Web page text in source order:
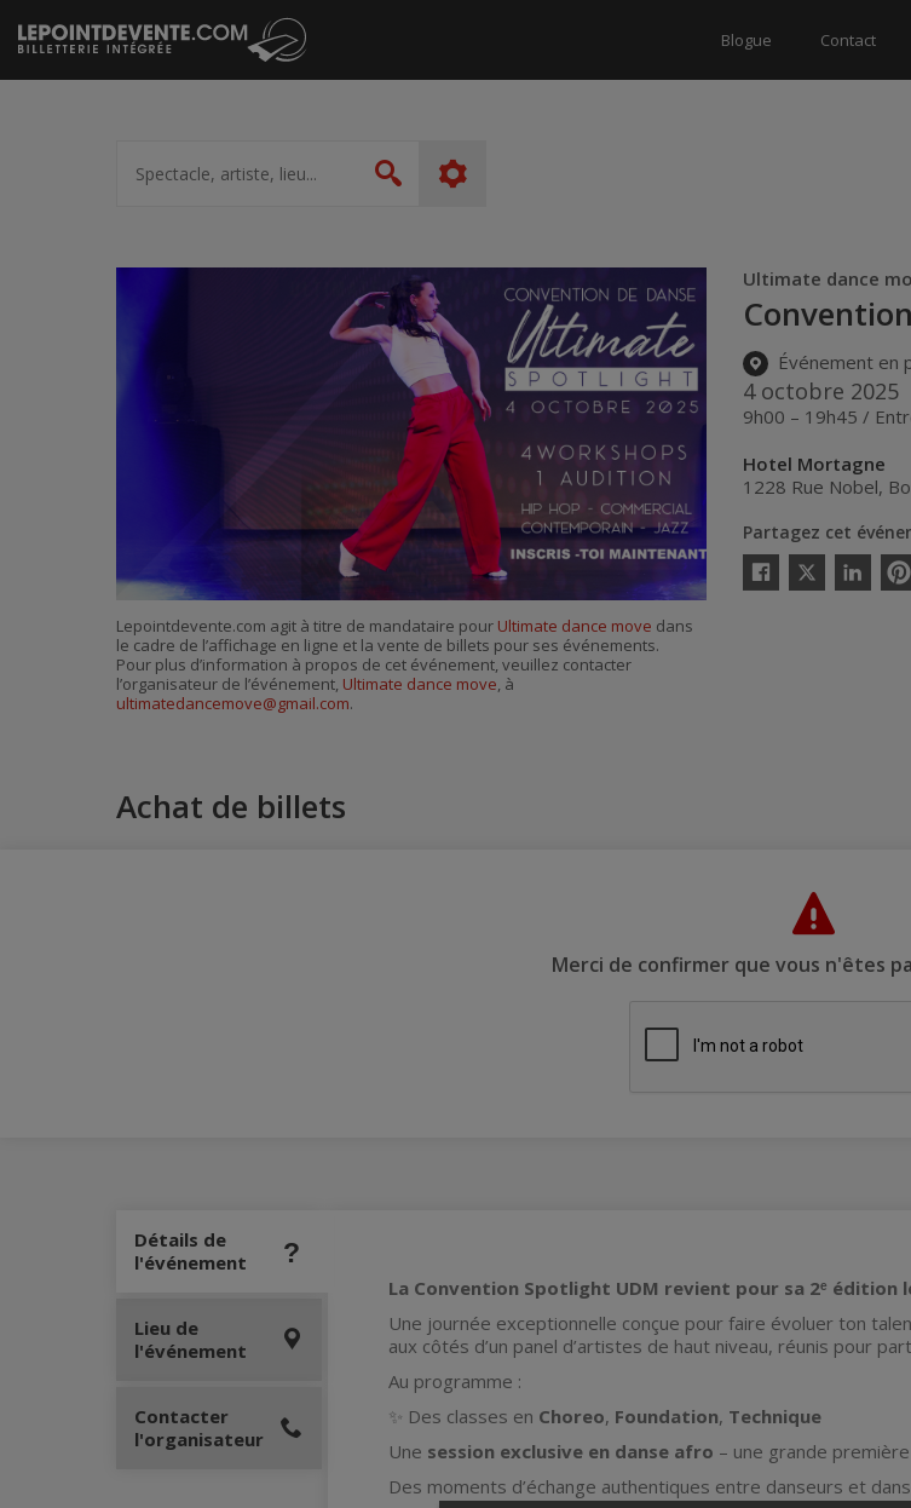
Passer
au
contenu
Blogue Contact
artiste,
lieu...
Rechercher
Ultimate dance
Événement en
4 octobre 2025
9h00 – 19h45 /
Hotel Mortagne
1228 Rue Nobel,
Partagez cet
Facebook
Twitter
Linkedin
Lepointdevente.com agit à titre de mandataire pour Ultimate dance move dans
le cadre de l’affichage en ligne et la vente de billets pour ses événements.
Pour plus d’information à propos de cet événement, veuillez contacter
l’organisateur de l’événement, Ultimate dance move, à
ultimatedancemove@gmail.com.
Achat de billets
Merci de confirmer que vous n'êtes
Détails de
l'événement
La Convention Spotlight UDM revient pour sa 2ᵉ édition
Une journée exceptionnelle conçue pour faire évoluer ton
aux côtés d’un panel d’artistes de haut niveau, réunis pour
Au programme :
✨ Des classes en Choreo, Foundation, Technique
Une session exclusive en danse afro – une grande première
Des moments d’échange authentiques entre danseurs et
Lieu de
l'événement
Contacter
l'organisateur